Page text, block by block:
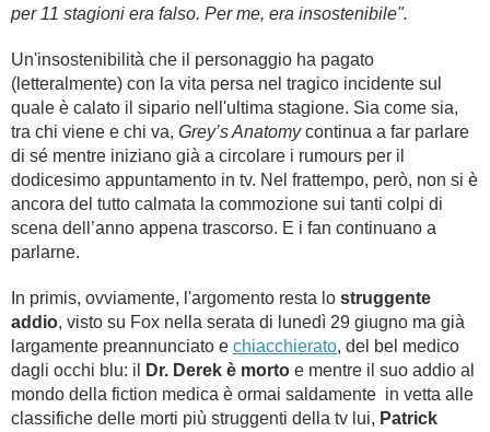
per 11 stagioni era falso. Per me, era insostenibile".
Un'insostenibilità che il personaggio ha pagato
(letteralmente) con la vita persa nel tragico incidente sul
quale è calato il sipario nell'ultima stagione. Sia come sia,
tra chi viene e chi va, Grey’s Anatomycontinua a far parlare
di sé mentre iniziano già a circolare i rumours per il
dodicesimo appuntamento in tv. Nel frattempo, però, non si è
ancora del tutto calmata la commozione sui tanti colpi di
scena dell’anno appena trascorso. E i fan continuano a
parlarne.
In primis, ovviamente, l'argomento resta lo struggente
addio, visto su Fox nella serata di lunedì 29 giugno ma già
largamente preannunciato e chiacchierato, del bel medico
dagli occhi blu: il
Dr. Derek è morto e mentre il suo addio al
mondo della fiction medica è ormai saldamente in vetta alle
classifiche delle morti più struggenti della tv lui, Patrick